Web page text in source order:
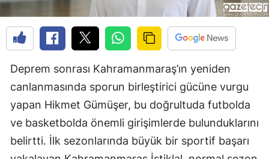
Deprem sonrası Kahramanmaraş’ın yeniden
canlanmasında sporun birleştirici gücüne vurgu
yapan Hikmet Gümüşer, bu doğrultuda futbolda
ve basketbolda önemli girişimlerde bulunduklarını
belirtti. İlk sezonlarında büyük bir sportif başarı